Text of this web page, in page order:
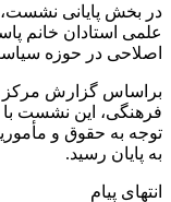
در بخش پایانی
علمی استادان خانم
اصلاحی در حوزه
براساس گزارش مرکز
فرهنگی، این نشست
توجه به حقوق و
به پایان رسید.
انتهای پیام